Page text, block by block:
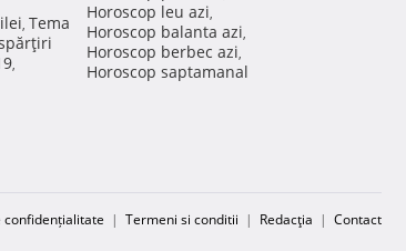
, Tema
,
Horoscop leu azi,
Horoscop balanta azi,
Horoscop berbec azi,
Horoscop saptamanal
confidențialitate | Termeni si conditii | Redacţia | Contact